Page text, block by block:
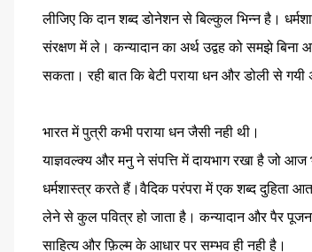
लीजिए कि दान शब्द डोनेशन से बिल्कुल भिन्न है।
संरक्षण में ले। कन्यादान का अर्थ उद्वह को समझे
सकता। रही बात कि बेटी पराया धन और डोली से
भारत में पुत्री कभी पराया धन जैसी नही थी।
याज्ञवल्क्य और मनु ने संपत्ति में दायभाग रखा है जो आज
धर्मशास्त्र करते हैं।वैदिक परंपरा में एक शब्द दुहिता
लेने से कुल पवित्र हो जाता है। कन्यादान और पैर
साहित्य और फ़िल्म के आधार पर सम्भव ही नही है।